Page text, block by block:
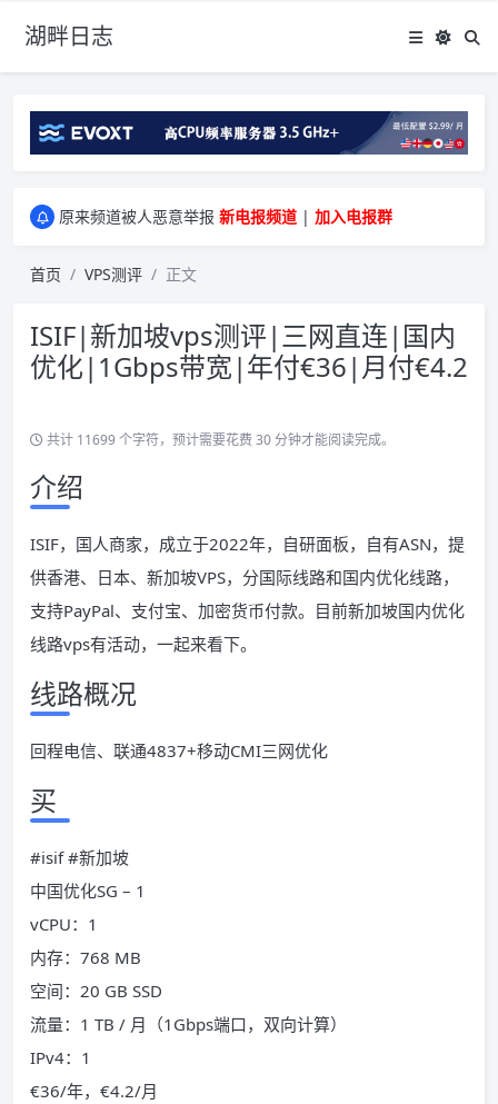
湖畔日志
greenwebpage|香港|日本|新加坡|美国等多地vps测评|移动直连|1Gbps带宽|年付€29
原来频道被人恶意举报 新电报频道 | 加入电报群
首页 VPS测评 正文
ISIF|新加坡vps测评|三网直连|国内
优化|1Gbps带宽|年付€36|月付€4.2
共计 11699 个字符，预计需要花费 30 分钟才能阅读完成。
介绍
ISIF，国人商家，成立于2022年，自研面板，自有ASN，提
供香港、日本、新加坡VPS，分国际线路和国内优化线路，
支持PayPal、支付宝、加密货币付款。目前新加坡国内优化
线路vps有活动，一起来看下。
线路概况
回程电信、联通4837+移动CMI三网优化
买
#isif #新加坡
中国优化SG – 1
vCPU：1
内存：768 MB
空间：20 GB SSD
流量：1 TB / 月（1Gbps端口，双向计算）
IPv4：1
€36/年，€4.2/月